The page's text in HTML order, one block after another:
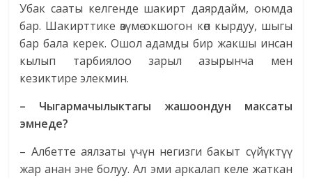
Убак сааты келгенде шакирт даярдайм, оюмда
бар. Шакирттике өзүмө окшогон көп кырдуу, шыгы
бар бала керек. Ошол адамды бир жакшы инсан
кылып тарбиялоо зарыл азырынча мен
кезиктире элекмин.
– Чыгармачылыктагы жашоондун максаты
эмнеде?
– Албетте аялзаты үчүн негизги бакыт сүйүктүү
жар анан эне болуу. Ал эми аркалап келе жаткан